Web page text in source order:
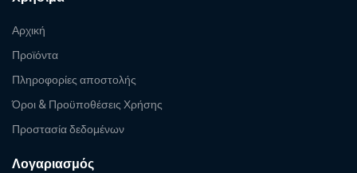
Αρχική
Προϊόντα
Πληροφορίες αποστολής
Όροι & Προϋποθέσεις Χρήσης
Προστασία δεδομένων
Λογαριασμός